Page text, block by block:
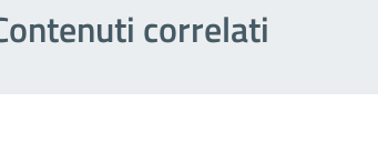
correlati